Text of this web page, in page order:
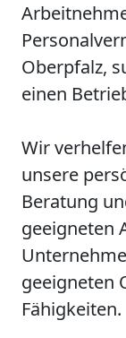
Oberpfalz,
einen
Wir
unsere
Beratung
geeigneten
geeigneten
Fähigkeiten.